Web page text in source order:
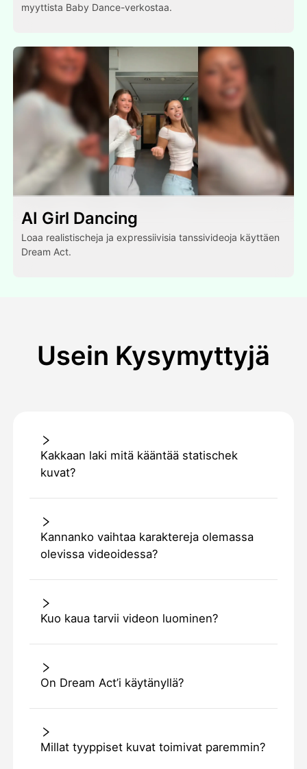
myyttista Baby Dance-verkostaa.
AI Girl Dancing
Loaa realistischeja ja expressiivisia tanssivideoja käyttäen
Dream Act.
Usein Kysymyttyjä
Kakkaan laki mitä kääntää statischek
kuvat?
Kannanko vaihtaa karaktereja olemassa
olevissa videoidessa?
Kuo kaua tarvii videon luominen?
On Dream Act’i käytänyllä?
Millat tyyppiset kuvat toimivat paremmin?